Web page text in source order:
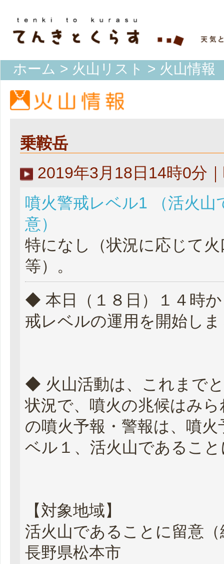
ホーム > 火山リスト > 火山情報
乗鞍岳
2019年3月18日14時0分
噴火警戒レベル1 （活火山
意）
特になし（状況に応じて
等）。
◆ 本日（１８日）１４時
戒レベルの運用を開始し
◆ 火山活動は、これまで
状況で、噴火の兆候はみ
の噴火予報・警報は、噴
ベル１、活火山であるこ
【対象地域】
活火山であることに留意（
長野県松本市